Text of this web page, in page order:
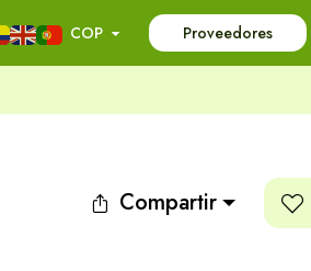
COP Proveedores
Compartir